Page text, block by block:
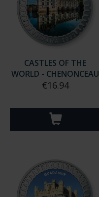
CASTLES OF THE
WORLD - CHENONCEAU
€16.94